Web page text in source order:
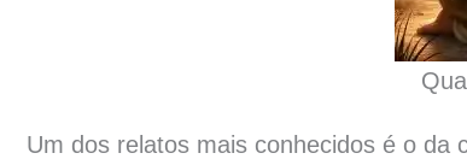
Um dos relatos mais conhecidos é o da